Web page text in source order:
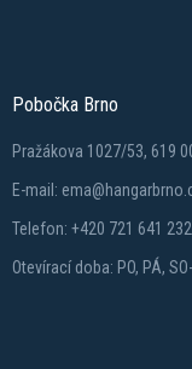
Pobočka Brno
Pražákova 1027/53, 619
E-mail:
Telefon: +420 721 641 232
Otevírací doba: PO, PÁ,